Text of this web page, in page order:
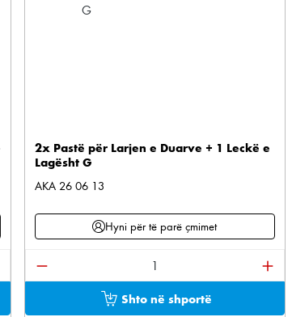
dëshiruar ose përdorni butonat për të
2x Pastë për Larjen e Duarve + 1 Leckë e
Lagësht G
AKA 26 06 13
Hyni për të parë çmimet
Sasia e produktit: Shkruani sasinë
Shto në shportë